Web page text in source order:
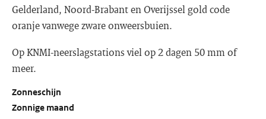
Gelderland, Noord-Brabant en Overijssel gold code
oranje vanwege zware onweersbuien.
Op KNMI-neerslagstations viel op 2 dagen 50 mm of
meer.
Zonneschijn
Zonnige maand